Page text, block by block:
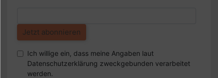
Ich willige ein, dass meine Angaben laut
Datenschutzerklärung zweckgebunden verarbeitet
werden.